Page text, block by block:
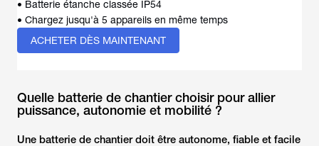
• Batterie étanche classée IP54
• Chargez jusqu'à 5 appareils en même temps
ACHETER DÈS MAINTENANT
Quelle batterie de chantier choisir pour allier
puissance, autonomie et mobilité ?
Une batterie de chantier doit être autonome, fiable et facile